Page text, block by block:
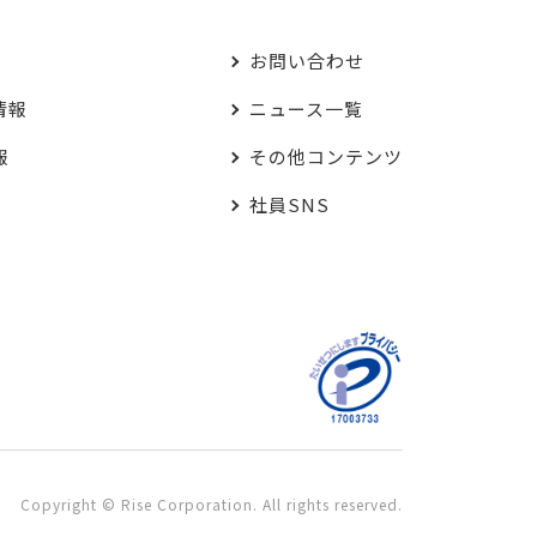
報
お問い合わせ
ニュース一覧
その他コンテンツ
社員SNS
Copyright © Rise Corporation. All rights reserved.